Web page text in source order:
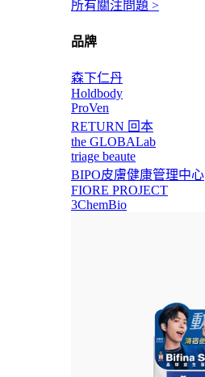
所有關注問題 >
品牌
森下仁丹
Holdbody
ProVen
RETURN 回本
the GLOBALab
triage beaute
BIPO皮膚健康管理中心
FIORE PROJECT
3ChemBio